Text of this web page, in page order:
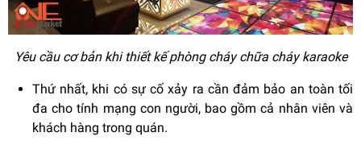
Yêu cầu cơ bản khi thiết kế phòng cháy chữa cháy karaoke
Thứ nhất, khi có sự cố xảy ra cần đảm bảo an toàn tối
đa cho tính mạng con người, bao gồm cả nhân viên và
khách hàng trong quán.